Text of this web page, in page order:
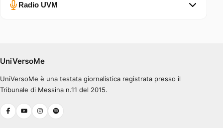
Radio UVM
0:00
UniVersoMe
UniVersoMe è una testata giornalistica registrata presso il
Tribunale di Messina n.11 del 2015.